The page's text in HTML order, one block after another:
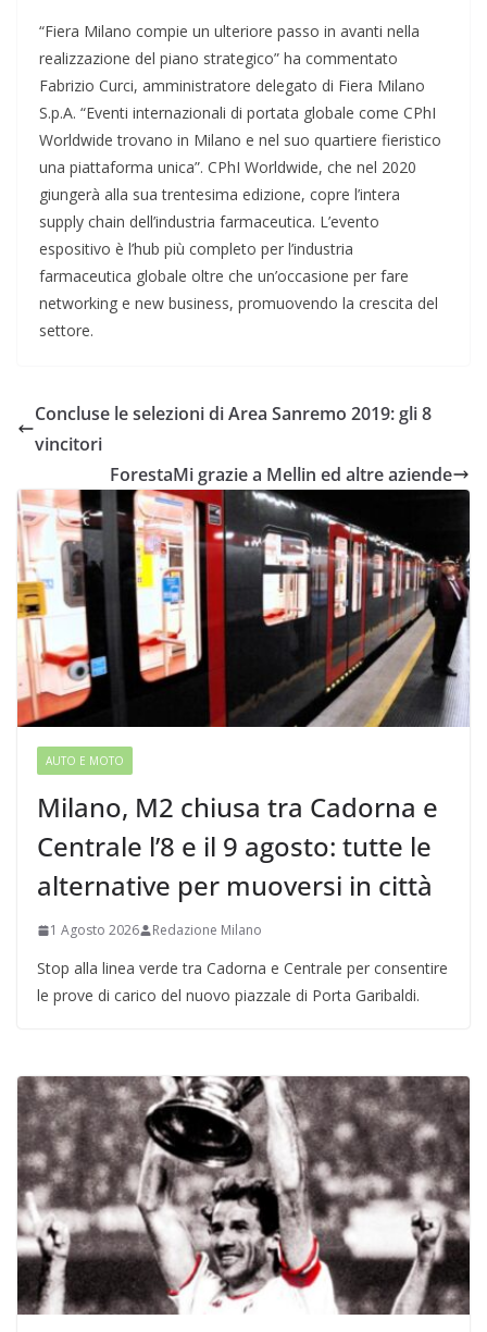
“Fiera Milano compie un ulteriore passo in avanti nella
realizzazione del piano strategico” ha commentato
Fabrizio Curci, amministratore delegato di Fiera Milano
S.p.A. “Eventi internazionali di portata globale come CPhI
Worldwide trovano in Milano e nel suo quartiere fieristico
una piattaforma unica”. CPhI Worldwide, che nel 2020
giungerà alla sua trentesima edizione, copre l’intera
supply chain dell’industria farmaceutica. L’evento
espositivo è l’hub più completo per l’industria
farmaceutica globale oltre che un’occasione per fare
networking e new business, promuovendo la crescita del
settore.
Concluse le selezioni di Area Sanremo 2019: gli 8
vincitori
ForestaMi grazie a Mellin ed altre aziende
AUTO E MOTO
Milano, M2 chiusa tra Cadorna e
Centrale l’8 e il 9 agosto: tutte le
alternative per muoversi in città
1 Agosto 2026 Redazione Milano
Stop alla linea verde tra Cadorna e Centrale per consentire
le prove di carico del nuovo piazzale di Porta Garibaldi.